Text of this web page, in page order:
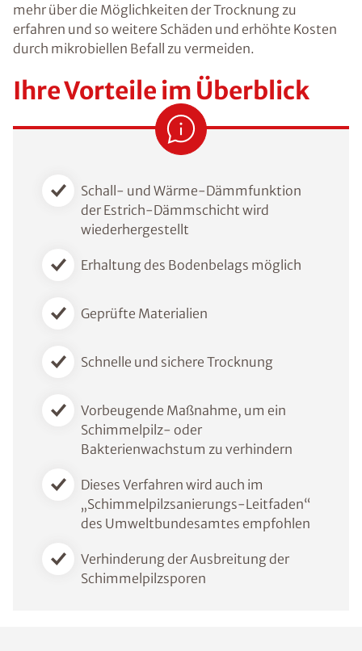
mehr über die Möglichkeiten der Trocknung zu
erfahren und so weitere Schäden und erhöhte Kosten
durch mikrobiellen Befall zu vermeiden.
Ihre Vorteile im Überblick
Schall- und Wärme-Dämmfunktion
der Estrich-Dämmschicht wird
wiederhergestellt
Erhaltung des Bodenbelags möglich
Geprüfte Materialien
Schnelle und sichere Trocknung
Vorbeugende Maßnahme, um ein
Schimmelpilz- oder
Bakterienwachstum zu verhindern
Dieses Verfahren wird auch im
„Schimmelpilzsanierungs-Leitfaden“
des Umweltbundesamtes empfohlen
Verhinderung der Ausbreitung der
Schimmelpilzsporen